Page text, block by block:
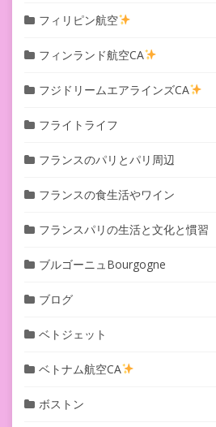
フィリピン航空
フィンランド航空CA
フジドリームエアラインズCA
フライトライフ
フランスのパリとパリ周辺
フランスの食生活やワイン
フランスパリの生活と文化と慣習
ブルゴーニュBourgogne
ブログ
ベトジェット
ベトナム航空CA
ボストン